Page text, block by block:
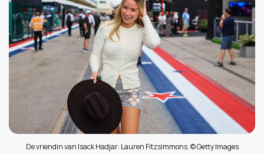
De vriendin van Isack Hadjar: Lauren Fitzsimmons. © Getty Images